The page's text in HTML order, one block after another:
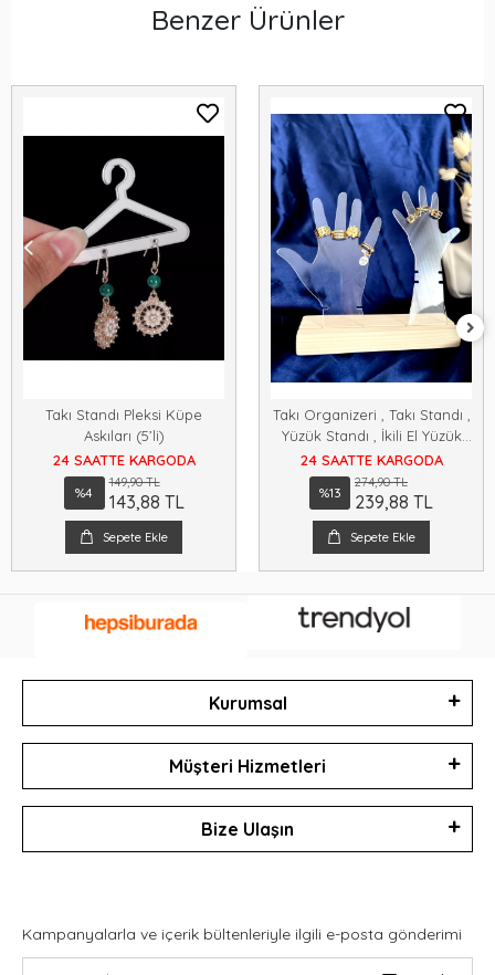
Benzer Ürünler
Takı Standı Pleksi Küpe
Askıları (5’li)
24 SAATTE KARGODA
%4
149,90 TL
143,88 TL
Sepete Ekle
Takı Organizeri , Takı Standı ,
Yüzük Standı , İkili El Yüzük
Modeli
24 SAATTE KARGODA
%13
274,90 TL
239,88 TL
Sepete Ekle
Kurumsal
Müşteri Hizmetleri
Bize Ulaşın
Kampanyalarla ve içerik bültenleriyle ilgili e-posta gönderimi